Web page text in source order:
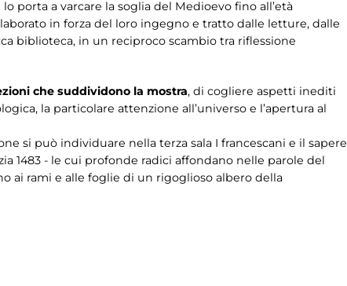
porta a varcare la soglia del Medioevo fino all’età
in forza del loro ingegno e tratto dalle letture, dalle
biblioteca, in un reciproco scambio tra riflessione
che suddividono la mostra, di cogliere aspetti inediti
la particolare attenzione all’universo e l’apertura al
si può individuare nella terza sala I francescani e il sapere
1483 - le cui profonde radici affondano nelle parole del
ai rami e alle foglie di un rigoglioso albero della